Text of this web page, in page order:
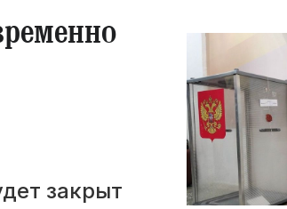
закрыт